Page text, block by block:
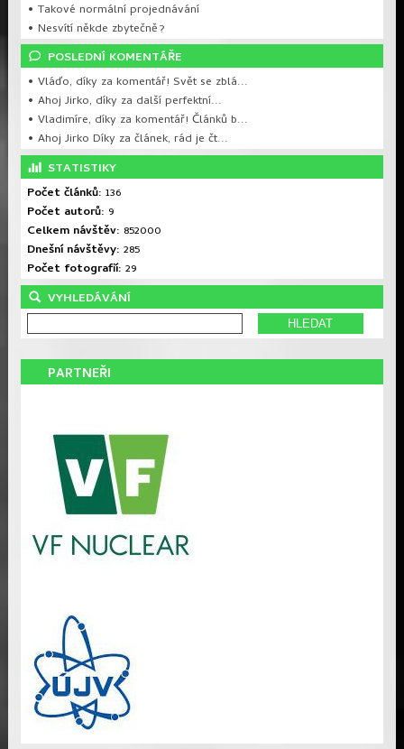
• Takové normální projednávání
• Nesvítí někde zbytečně?
POSLEDNÍ KOMENTÁŘE
• Vláďo, díky za komentář! Svět se zblá...
• Ahoj Jirko, díky za další perfektní...
• Vladimíre, díky za komentář! Článků b...
• Ahoj Jirko Díky za článek, rád je čt...
STATISTIKY
Počet článků: 136
Počet autorů: 9
Celkem návštěv: 852000
Dnešní návštěvy: 285
Počet fotografií: 29
VYHLEDÁVÁNÍ
PARTNEŘI